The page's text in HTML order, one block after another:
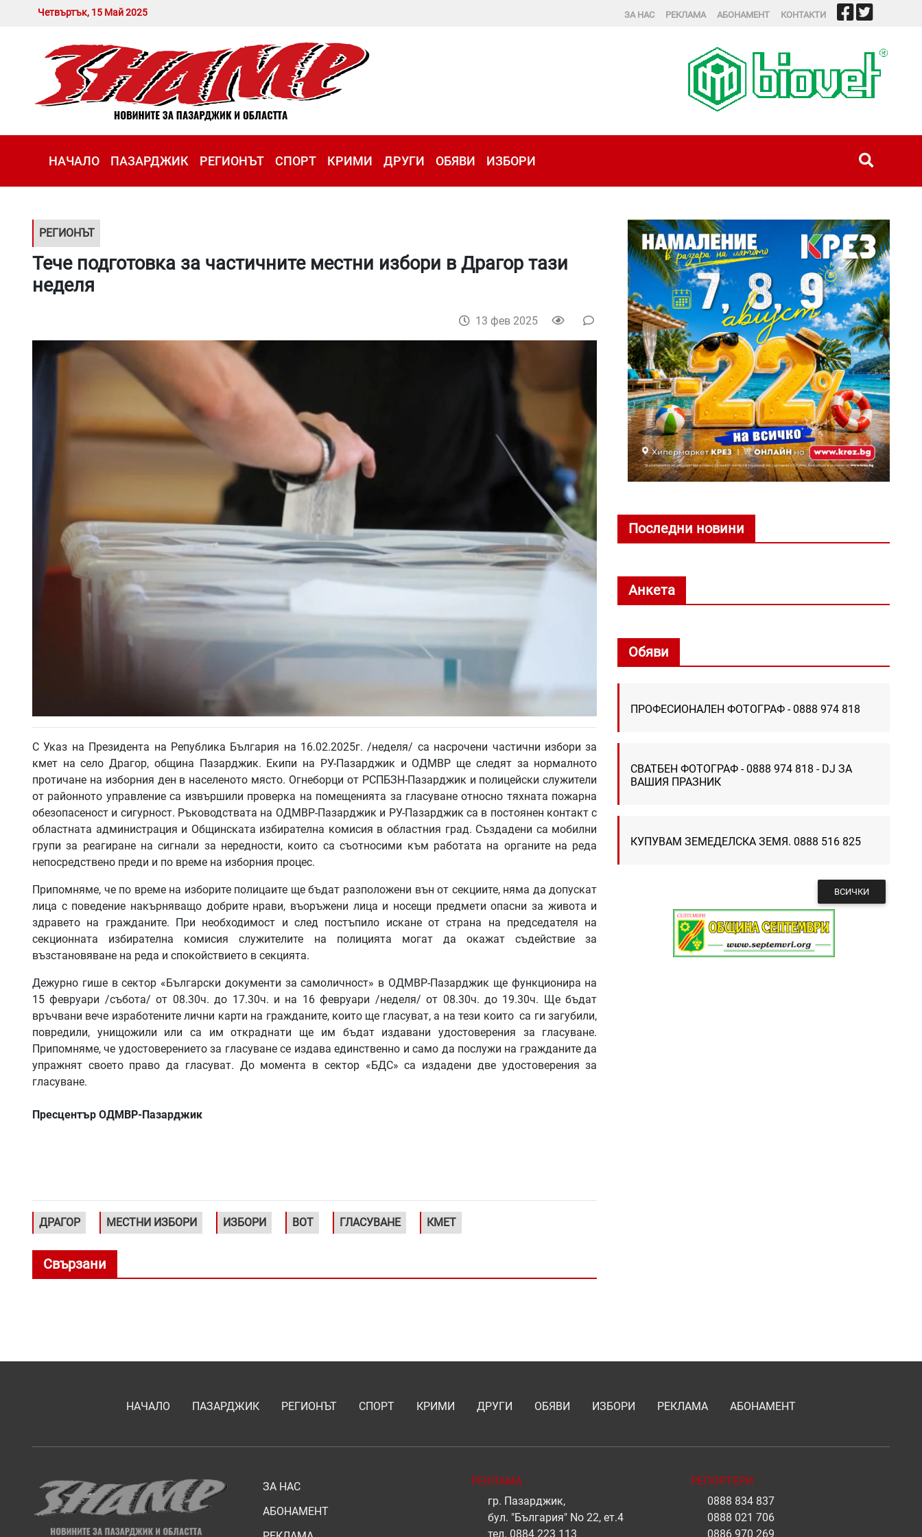
Четвъртък, 15 Май 2025 ЗА НАС РЕКЛАМА АБОНАМЕНТ КОНТАКТИ
НАЧАЛО ПАЗАРДЖИК РЕГИОНЪТ СПОРТ КРИМИ ДРУГИ ОБЯВИ ИЗБОРИ
РЕГИОНЪТ
Тече подготовка за частичните местни избори в Драгор тази
неделя
13 фев 2025
С Указ на Президента на Република България на 16.02.2025г. /неделя/ са насрочени частични избори за
кмет на село Драгор, община Пазарджик. Екипи на РУ-Пазарджик и ОДМВР ще следят за нормалното
протичане на изборния ден в населеното място. Огнеборци от РСПБЗН-Пазарджик и полицейски служители
от районното управление са извършили проверка на помещенията за гласуване относно тяхната пожарна
обезопасеност и сигурност. Ръководствата на ОДМВР-Пазарджик и РУ-Пазарджик са в постоянен контакт с
областната администрация и Общинската избирателна комисия в областния град. Създадени са мобилни
групи за реагиране на сигнали за нередности, които са съотносими към работата на органите на реда
непосредствено преди и по време на изборния процес.
Припомняме, че по време на изборите полицаите ще бъдат разположени вън от секциите, няма да допускат
лица с поведение накърняващо добрите нрави, въоръжени лица и носещи предмети опасни за живота и
здравето на гражданите. При необходимост и след постъпило искане от страна на председателя на
секционната избирателна комисия служителите на полицията могат да окажат съдействие за
възстановяване на реда и спокойствието в секцията.
Дежурно гише в сектор «Български документи за самоличност» в ОДМВР-Пазарджик ще функционира на
15 февруари /събота/ от 08.30ч. до 17.30ч. и на 16 февруари /неделя/ от 08.30ч. до 19.30ч. Ще бъдат
връчвани вече изработените лични карти на гражданите, които ще гласуват, а на тези които са ги загубили,
повредили, унищожили или са им откраднати ще им бъдат издавани удостоверения за гласуване.
Припомняме, че удостоверението за гласуване се издава единственно и само да послужи на гражданите да
упражнят своето право да гласуват. До момента в сектор «БДС» са издадени две удостоверения за
гласуване.
Пресцентър ОДМВР-Пазарджик
ДРАГОР МЕСТНИ ИЗБОРИ ИЗБОРИ ВОТ ГЛАСУВАНЕ КМЕТ
Свързани
Последни новини
Анкета
Обяви
ПРОФЕСИОНАЛЕН ФОТОГРАФ - 0888 974 818
СВАТБЕН ФОТОГРАФ - 0888 974 818 - DJ ЗА
ВАШИЯ ПРАЗНИК
КУПУВАМ ЗЕМЕДЕЛСКА ЗЕМЯ. 0888 516 825
ВСИЧКИ
НАЧАЛО ПАЗАРДЖИК РЕГИОНЪТ СПОРТ КРИМИ ДРУГИ ОБЯВИ ИЗБОРИ РЕКЛАМА АБОНАМЕНТ
ЗА НАС
АБОНАМЕНТ
РЕКЛАМА
гр. Пазарджик,
бул. "България" No 22, ет.4
тел. 0884 223 113
РЕПОРТЕРИ
0888 834 837
0888 021 706
0886 970 269